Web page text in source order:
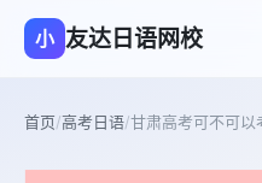
小 友达日语网校
首页/高考日语/甘肃高考可不可以